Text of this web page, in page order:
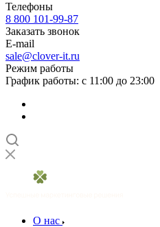
Телефоны
8 800 101-99-87
Заказать звонок
E-mail
sale@clover-it.ru
Режим работы
График работы: с 11:00 до 23:00
О нас